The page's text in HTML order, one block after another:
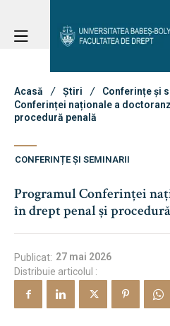
Avizier
Studii
Erasmus &
Despre
Studii
Admitere
Erasmus & Internațional
Știri
Echipa Facultății
Acasă Știri Conferințe și
Conferinței naționale a
procedură penală
CONFERINȚE ȘI SEMINARII
Programul Conferinței
în drept penal și
Publicat: 27 mai 2026
Distribuie articolul :